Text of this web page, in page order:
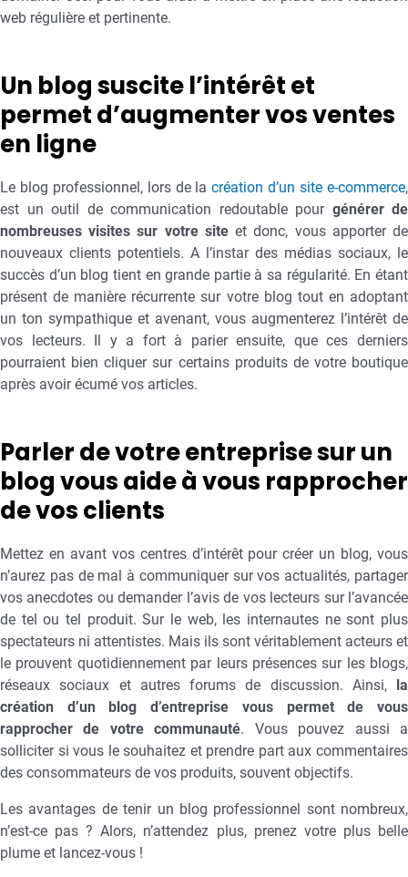
web régulière et pertinente.
Un blog suscite l’intérêt et
permet d’augmenter vos ventes
en ligne
Le blog professionnel, lors de lacréation d’un site e-commerce,
est un outil de communication redoutable pour générer de
nombreuses visites sur votre siteet donc, vous apporter de
nouveaux clients potentiels. A l’instar des médias sociaux, le
succès d’un blog tient en grande partie à sa régularité. En étant
présent de manière récurrente sur votre blog tout en adoptant
un ton sympathique et avenant, vous augmenterez l’intérêt de
vos lecteurs. Il y a fort à parier ensuite, que ces derniers
pourraient bien cliquer sur certains produits de votre boutique
après avoir écumé vos articles.
Parler de votre entreprise sur un
blog vous aide à vous rapprocher
de vos clients
Mettez en avant vos centres d’intérêt pour créer un blog, vous
n’aurez pas de mal à communiquer sur vos actualités, partager
vos anecdotes ou demander l’avis de vos lecteurs sur l’avancée
de tel ou tel produit. Sur le web, les internautes ne sont plus
spectateurs ni attentistes. Mais ils sont véritablement acteurs et
le prouvent quotidiennement par leurs présences sur les blogs,
réseaux sociaux et autres forums de discussion. Ainsi, la
création d’un blog d’entreprise vous permet de vous
rapprocher de votre communauté. Vous pouvez aussi a
solliciter si vous le souhaitez et prendre part aux commentaires
des consommateurs de vos produits, souvent objectifs.
Les avantages de tenir un blog professionnel sont nombreux,
n’est-ce pas ? Alors, n’attendez plus, prenez votre plus belle
plume et lancez-vous !